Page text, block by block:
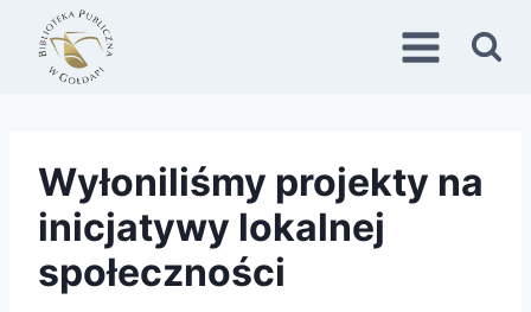
Przejdź
treści
Wyłoniliśmy projekty na
inicjatywy lokalnej
społeczności